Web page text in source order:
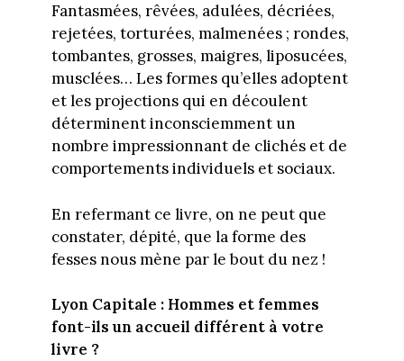
Fantasmées, rêvées, adulées, décriées,
rejetées, torturées, malmenées ; rondes,
tombantes, grosses, maigres, liposucées,
musclées… Les formes qu’elles adoptent
et les projections qui en découlent
déterminent inconsciemment un
nombre impressionnant de clichés et de
comportements individuels et sociaux.
En refermant ce livre, on ne peut que
constater, dépité, que la forme des
fesses nous mène par le bout du nez !
Lyon Capitale : Hommes et femmes
font-ils un accueil différent à votre
livre ?